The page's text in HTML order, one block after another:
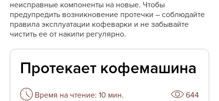
неисправные компоненты на новые. Чтобы
предупредить возникновение протечки ― соблюдайте
правила эксплуатации кофеварки и не забывайте
чистить ее от накипи регулярно.
Протекает кофемашина
Время на чтение: 10 мин. 644